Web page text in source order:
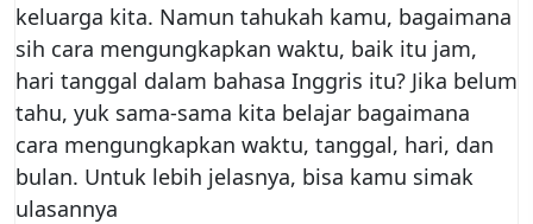
keluarga kita. Namun tahukah kamu, bagaimana
sih cara mengungkapkan waktu, baik itu jam,
hari tanggal dalam bahasa Inggris itu? Jika belum
tahu, yuk sama-sama kita belajar bagaimana
cara mengungkapkan waktu, tanggal, hari, dan
bulan. Untuk lebih jelasnya, bisa kamu simak
ulasannya